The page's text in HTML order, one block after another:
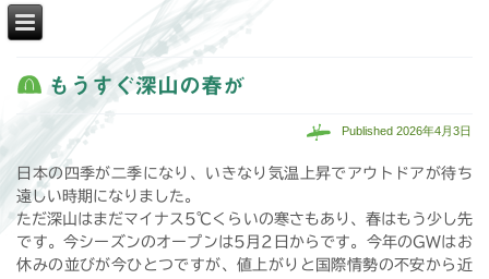
もうすぐ深山の春が
Published 2026年4月3日
日本の四季が二季になり、いきなり気温上昇でアウトドアが待ち
遠しい時期になりました。
ただ深山はまだマイナス5℃くらいの寒さもあり、春はもう少し先
です。今シーズンのオープンは5月2日からです。今年のGWはお
休みの並びが今ひとつですが、値上がりと国際情勢の不安から近